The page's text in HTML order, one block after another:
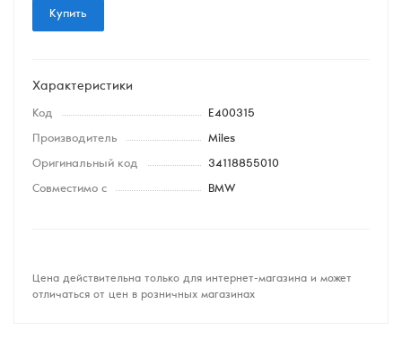
Купить
Характеристики
Код E400315
Производитель Miles
Оригинальный код 34118855010
Совместимо с BMW
Цена действительна только для интернет-магазина и может
отличаться от цен в розничных магазинах